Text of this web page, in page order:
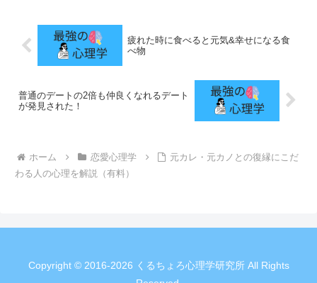
疲れた時に食べると元気&幸せになる食
べ物
普通のデートの2倍も仲良くなれるデート
が発見された！
ホーム 恋愛心理学
元カレ・元カノとの復縁にこだ
わる人の心理を解説（有料）
Copyright © 2016-2026 くるちょろ心理学研究所 All Rights